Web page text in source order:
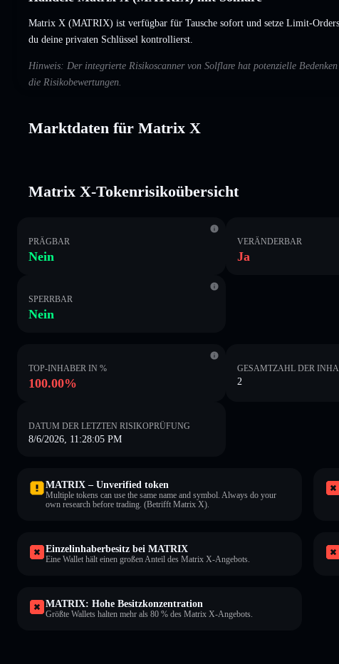
Matrix X (MATRIX) ist verfügbar für Tausche sofort und setze Limit-
du deine privaten Schlüssel kontrollierst.
Hinweis: Der integrierte Risikoscanner von Solflare hat potenzielle
die Risikobewertungen.
Marktdaten für Matrix X
Matrix X-Tokenrisikoübersicht
PRÄGBAR
Nein
VERÄNDERBAR
Ja
SPERRBAR
Nein
TOP-INHABER IN %
100.00%
GESAMTZAHL DER
2
DATUM DER LETZTEN RISIKOPRÜFUNG
8/6/2026, 11:28:05 PM
MATRIX – Unverified token
Multiple tokens can use the same name and symbol. Always do your
own research before trading. (Betrifft Matrix X).
Einzelinhaberbesitz bei MATRIX
Eine Wallet hält einen großen Anteil des Matrix X-Angebots.
MATRIX: Hohe Besitzkonzentration
Größte Wallets halten mehr als 80 % des Matrix X-Angebots.